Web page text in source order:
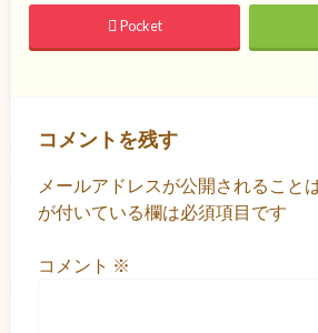
Pocket
コメントを残す
メールアドレスが公開されること
が付いている欄は必須項目です
コメント ※